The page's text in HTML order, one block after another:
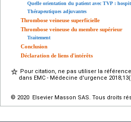
Quelle orientation du patient avec TVP :
Thérapeutiques adjuvantes
Thrombose veineuse superficielle
Thrombose veineuse du membre supérieur
Traitement
Conclusion
Déclaration de liens d'intérêts
Pour citation, ne pas utiliser la
dans EMC - Médecine d'urgence
© 2020 Elsevier Masson SAS. Tous droits